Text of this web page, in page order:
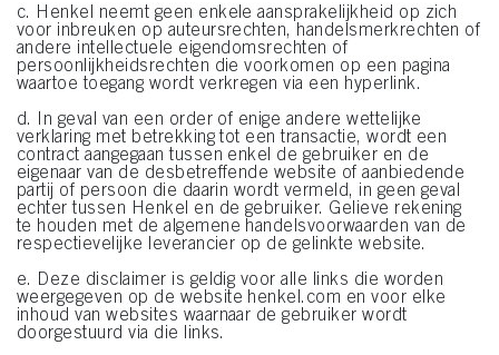
c. Henkel neemt geen enkele aansprakelijkheid op zich
voor inbreuken op auteursrechten, handelsmerkrechten of
andere intellectuele eigendomsrechten of
persoonlijkheidsrechten die voorkomen op een pagina
waartoe toegang wordt verkregen via een hyperlink.
d. In geval van een order of enige andere wettelijke
verklaring met betrekking tot een transactie, wordt een
contract aangegaan tussen enkel de gebruiker en de
eigenaar van de desbetreffende website of aanbiedende
partij of persoon die daarin wordt vermeld, in geen geval
echter tussen Henkel en de gebruiker. Gelieve rekening
te houden met de algemene handelsvoorwaarden van de
respectievelijke leverancier op de gelinkte website.
e. Deze disclaimer is geldig voor alle links die worden
weergegeven op de website henkel.com en voor elke
inhoud van websites waarnaar de gebruiker wordt
doorgestuurd via die links.
informatie over elke cookie raadplegen door hieronder op "aanpassen" te
klikken.
Als u op "Cookie-instellingen" klikt, kunt u meer informatie vinden over de
verwerking van uw gegevens / het gebruik van cookies en deze toestaan voor
een of meer van de hierboven genoemde doeleinden. Door op "Alles
aanvaarden" te klikken, gaat u akkoord met het gebruik van cookies en met
de verwerking van uw persoonsgegevens voor alle hierboven vermelde
doeleinden. Als u op "Afwijzen" klikt, worden alleen cookies gebruikt die
technisch noodzakelijk zijn om u deze website aan te kunnen bieden..